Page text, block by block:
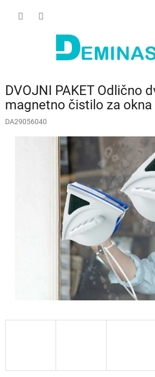
DVOJNI PAKET Odlično
magnetno čistilo za okna
DA29056040